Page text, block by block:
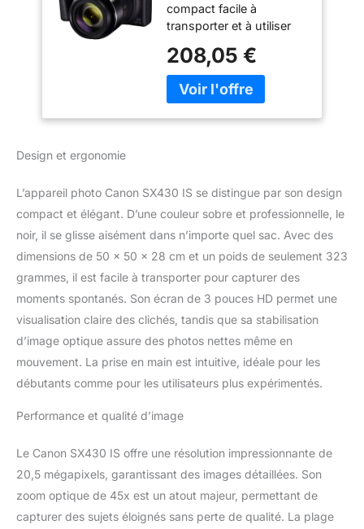
compact facile à
transporter et à utiliser
45xpermettant de
capturer des détails
lointains Profitez
DIGIC 4+ et au
stabilisateur d'image
intelligent Connectez-
ou tablette avec les
technologies Wi-Fi et
NFC. Vous pourrez ainsi
réaliser des prises de vue
à distance, puis les
sauvegarder et les
partager en toute
simplicité Connectez-
ou tablette avec les
NFC. Vous pourrez ainsi
réaliser des prises de vue
sauvegarder et les
partager en toute
208,05 €
Design et ergonomie
L’appareil photo Canon SX430 IS se distingue par son design
compact et élégant. D’une couleur sobre et professionnelle, le
noir, il se glisse aisément dans n’importe quel sac. Avec des
dimensions de 50 x 50 x 28 cm et un poids de seulement 323
grammes, il est facile à transporter pour capturer des
moments spontanés. Son écran de 3 pouces HD permet une
visualisation claire des clichés, tandis que sa stabilisation
d’image optique assure des photos nettes même en
mouvement. La prise en main est intuitive, idéale pour les
débutants comme pour les utilisateurs plus expérimentés.
Performance et qualité d’image
Le Canon SX430 IS offre une résolution impressionnante de
20,5 mégapixels, garantissant des images détaillées. Son
zoom optique de 45x est un atout majeur, permettant de
capturer des sujets éloignés sans perte de qualité. La plage